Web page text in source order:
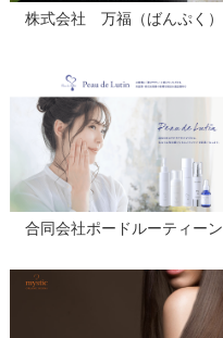
株式会社 万福（ばんぷく）
合同会社ポードルーティーン